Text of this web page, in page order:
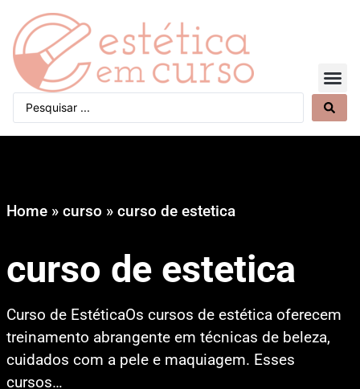
Home » curso » curso de estetica
curso de estetica
Curso de EstéticaOs cursos de estética oferecem
treinamento abrangente em técnicas de beleza,
cuidados com a pele e maquiagem. Esses
cursos…